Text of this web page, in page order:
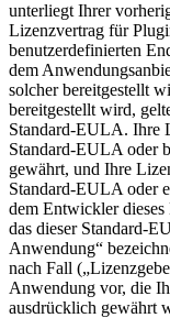
unterliegt Ihrer
Lizenzvertrag für
benutzerdefinierten
dem
solcher bereitgestellt
bereitgestellt wird,
Standard-EULA. Ihre
Standard-EULA oder
gewährt, und Ihre
Standard-EULA oder
dem Entwickler
das dieser Standard-
Anwendung“
nach Fall
Anwendung vor, die
ausdrücklich gewährt